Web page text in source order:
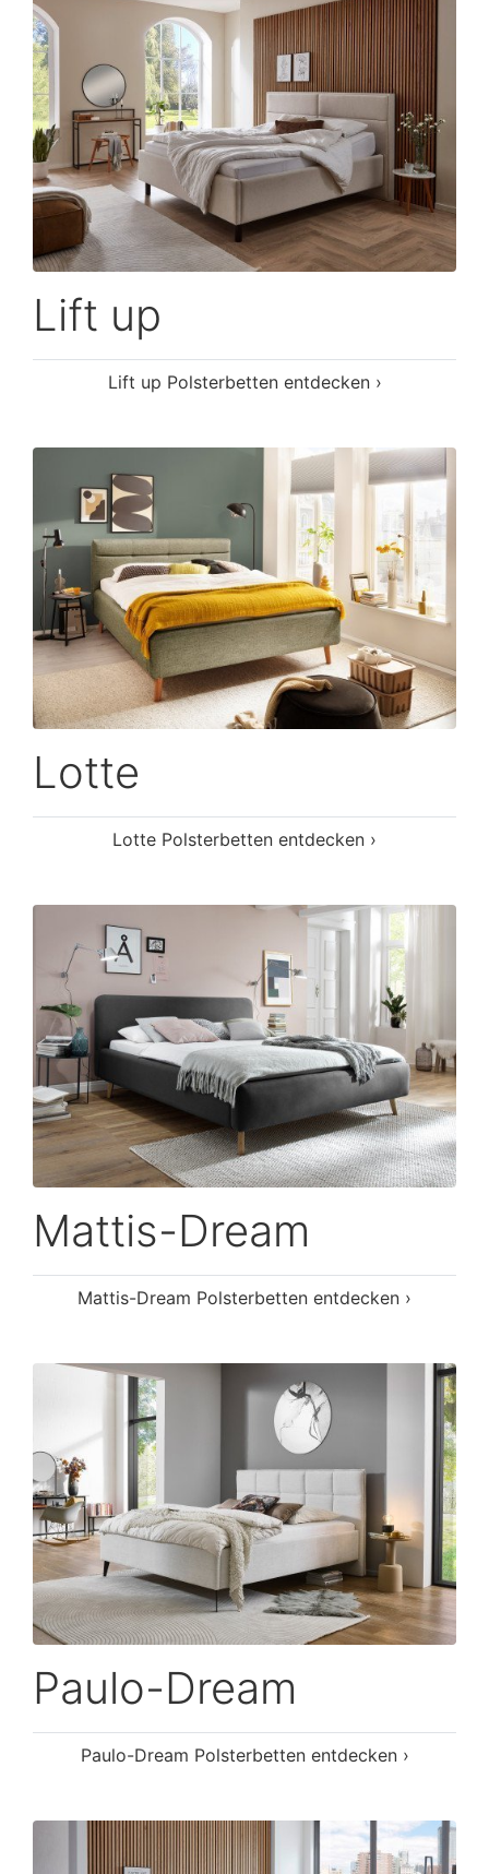
Lift up
Lift up Polsterbetten entdecken ›
Lotte
Lotte Polsterbetten entdecken ›
Mattis-Dream
Mattis-Dream Polsterbetten entdecken ›
Paulo-Dream
Paulo-Dream Polsterbetten entdecken ›